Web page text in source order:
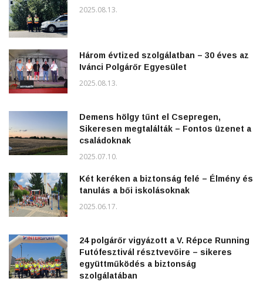
2025.08.13.
Három évtized szolgálatban – 30 éves az
Ivánci Polgárőr Egyesület
2025.08.13.
Demens hölgy tűnt el Csepregen,
Sikeresen megtalálták – Fontos üzenet a
családoknak
2025.07.10.
Két keréken a biztonság felé – Élmény és
tanulás a bői iskolásoknak
2025.06.17.
24 polgárőr vigyázott a V. Répce Running
Futófesztivál résztvevőire – sikeres
együttműködés a biztonság
szolgálatában